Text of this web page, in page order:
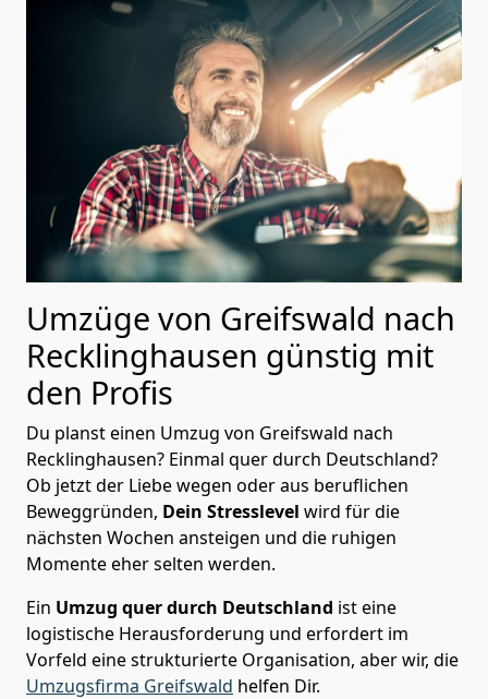
Umzüge von Greifswald nach
Recklinghausen günstig mit
den Profis
Du planst einen Umzug von Greifswald nach
Recklinghausen? Einmal quer durch Deutschland?
Ob jetzt der Liebe wegen oder aus beruflichen
Beweggründen, Dein Stresslevel wird für die
nächsten Wochen ansteigen und die ruhigen
Momente eher selten werden.
Ein Umzug quer durch Deutschland ist eine
logistische Herausforderung und erfordert im
Vorfeld eine strukturierte Organisation, aber wir, die
Umzugsfirma Greifswald helfen Dir.